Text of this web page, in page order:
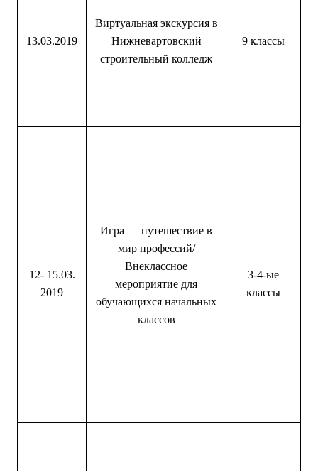
13.03.2019
Виртуальная экскурсия в
Нижневартовский
строительный колледж
9 классы
12- 15.03.
2019
Игра — путешествие в
мир профессий/
Внеклассное
мероприятие для
обучающихся начальных
классов
3-4-ые
классы